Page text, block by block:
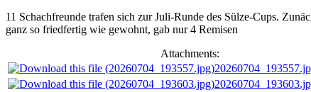
11 Schachfreunde trafen sich zur Juli-Runde des Sülze-Cups.
ganz so friedfertig wie gewohnt, gab nur 4 Remisen
Attachments: